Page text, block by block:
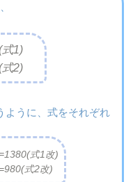
1)
2)
ように、式をそれぞれ
=
=
1380(式1改)
980(式2改)